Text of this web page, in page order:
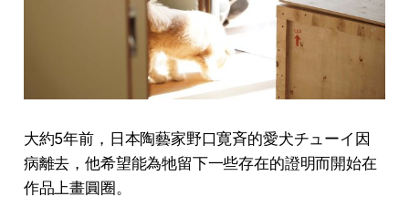
大約5年前，日本陶藝家野口寛斉的愛犬チューイ因
病離去，他希望能為牠留下一些存在的證明而開始在
作品上畫圓圈。